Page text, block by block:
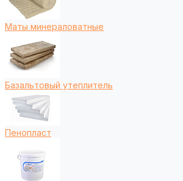
Маты минераловатные
Базальтовый утеплитель
Пенопласт